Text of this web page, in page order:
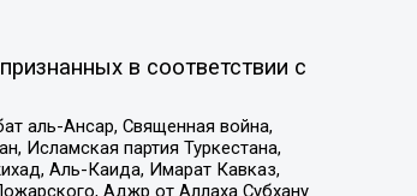
в соответствии с
аль-Ансар, Священная война,
Исламская партия Туркестана,
Аль-Каида, Имарат Кавказ,
Аджр от Аллаха Субхану